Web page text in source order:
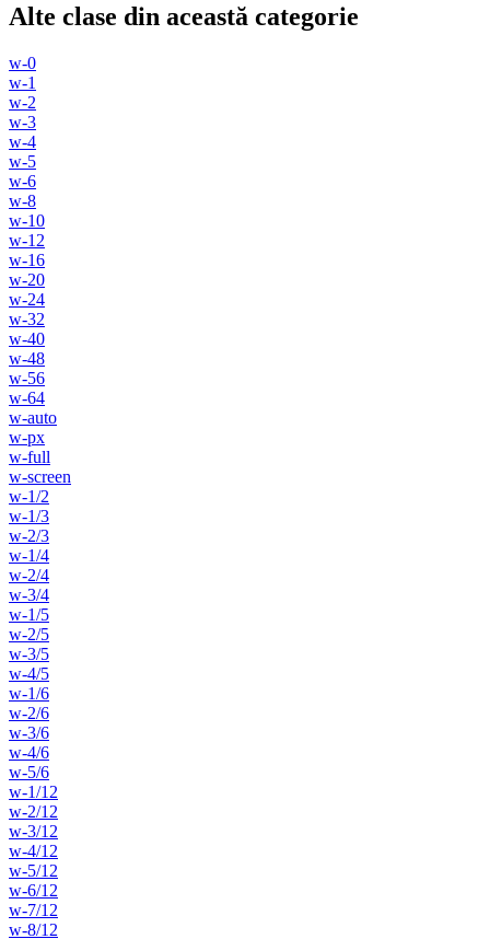
Alte clase din această categorie
w-0
w-1
w-2
w-3
w-4
w-5
w-6
w-8
w-10
w-12
w-16
w-20
w-24
w-32
w-40
w-48
w-56
w-64
w-auto
w-px
w-full
w-screen
w-1/2
w-1/3
w-2/3
w-1/4
w-2/4
w-3/4
w-1/5
w-2/5
w-3/5
w-4/5
w-1/6
w-2/6
w-3/6
w-4/6
w-5/6
w-1/12
w-2/12
w-3/12
w-4/12
w-5/12
w-6/12
w-7/12
w-8/12